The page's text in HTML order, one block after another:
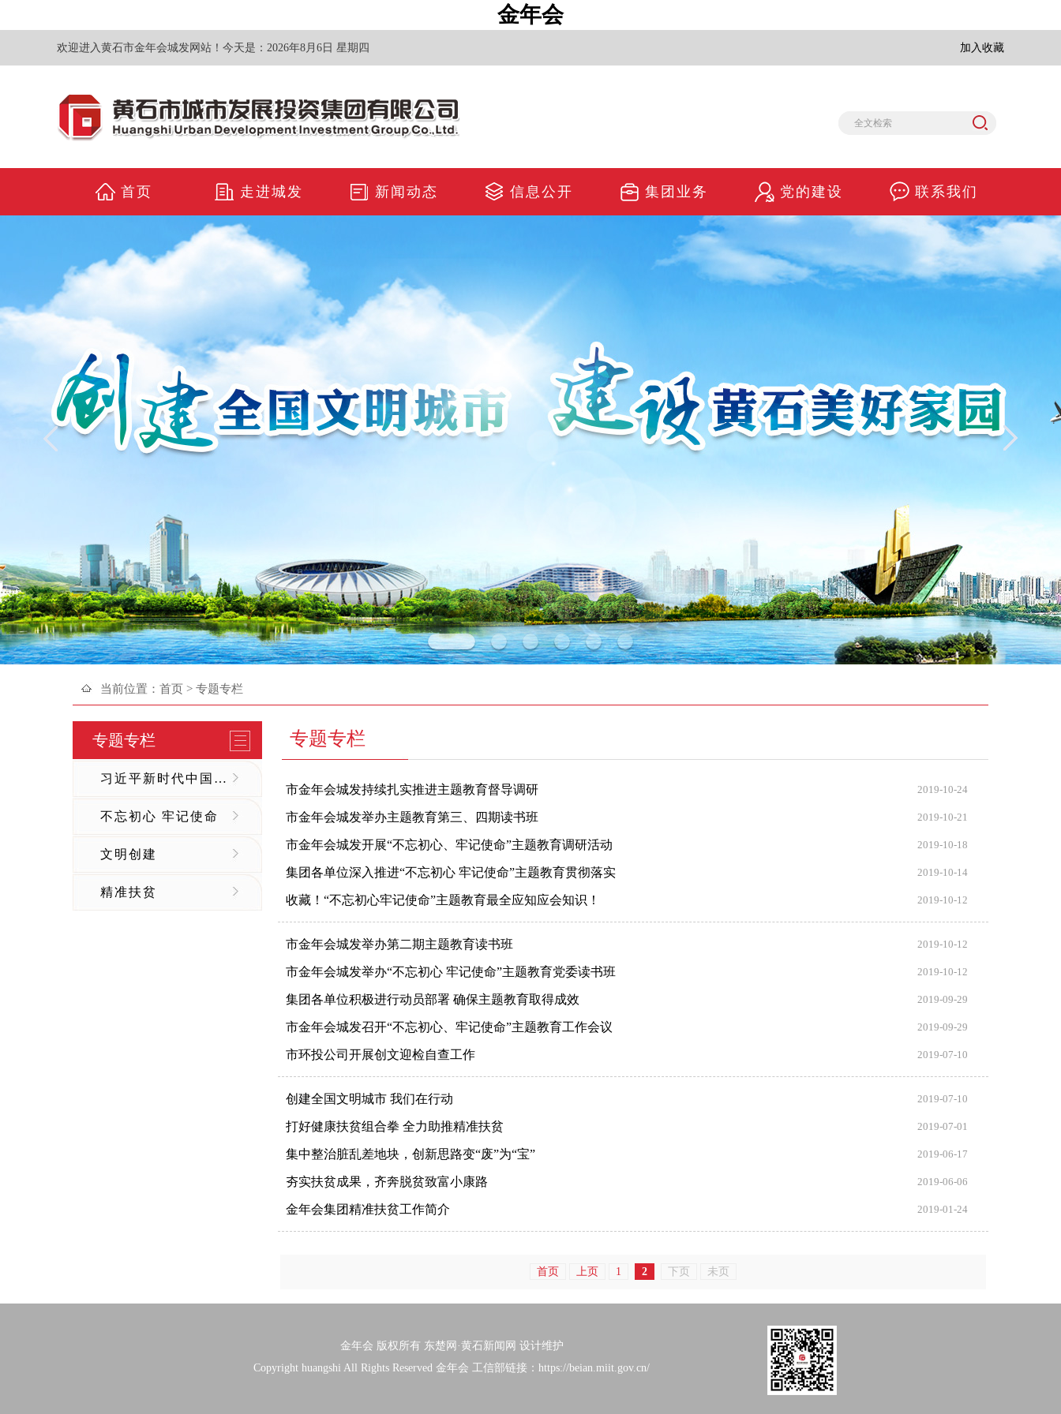
金年会
加入收藏
欢迎进入黄石市金年会城发网站！今天是： 2026年8月6日 星期四
首页 走进城发 新闻动态 信息公开 集团业务 党的建设 联系我们
当前位置： 首页 > 专题专栏
专题专栏
习近平新时代中国特色社会主义思想宣传专栏
不忘初心 牢记使命
文明创建
精准扶贫
专题专栏
市金年会城发持续扎实推进主题教育督导调研 2019-10-24
市金年会城发举办主题教育第三、四期读书班 2019-10-21
市金年会城发开展“不忘初心、牢记使命”主题教育调研活动 2019-10-18
集团各单位深入推进“不忘初心 牢记使命”主题教育贯彻落实 2019-10-14
收藏！“不忘初心牢记使命”主题教育最全应知应会知识！ 2019-10-12
市金年会城发举办第二期主题教育读书班 2019-10-12
市金年会城发举办“不忘初心 牢记使命”主题教育党委读书班 2019-10-12
集团各单位积极进行动员部署 确保主题教育取得成效 2019-09-29
市金年会城发召开“不忘初心、牢记使命”主题教育工作会议 2019-09-29
市环投公司开展创文迎检自查工作 2019-07-10
创建全国文明城市 我们在行动 2019-07-10
打好健康扶贫组合拳 全力助推精准扶贫 2019-07-01
集中整治脏乱差地块，创新思路变“废”为“宝” 2019-06-17
夯实扶贫成果，齐奔脱贫致富小康路 2019-06-06
金年会集团精准扶贫工作简介 2019-01-24
首页 上页 1 2 下页 未页
金年会 版权所有 东楚网·黄石新闻网 设计维护
Copyright huangshi All Rights Reserved 金年会 工信部链接： https://beian.miit.gov.cn/